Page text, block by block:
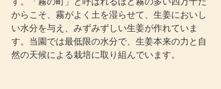
からこそ、霧がよく土を湿らせて、生姜においし
い水分を与え、みずみずしい生姜が作れていま
す。当園では最低限の水分で、生姜本来の力と自
然の天候による栽培に取り組んでいます。